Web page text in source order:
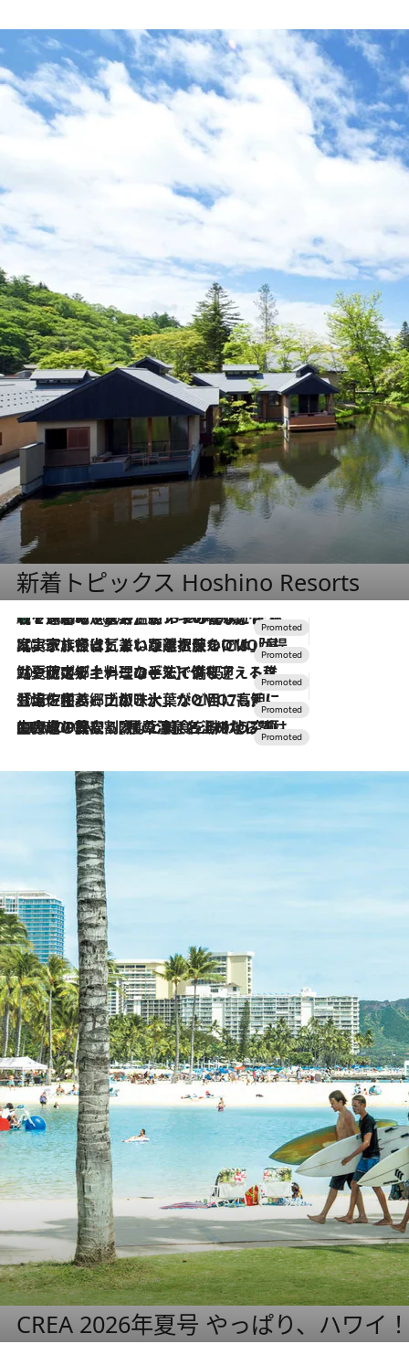
新着トピックス Hoshino Resorts
9 Hours Ago
【トンボの足水浴】ヒノキの香りに包まれて涼感マックス！約13℃の湧水かけ流しを避暑地「星野温泉 トンボの湯」で体験
2026.7.31
【ホテル帰省】という選択肢をOMOが提案。家族とほどよい距離を保つには「昼は実家、夜は気兼ねなくホテルで！」
2026.7.24
【夏限定ディナーコース】旬を迎える稚鮎や花ズッキーニなどをイタリア・トスカーナの郷土料理の手法で満喫！
2026.7.17
「土佐和ハーブかき氷」がOMO7高知に登場！生姜、山椒、大葉など目にも舌にも涼を呼ぶ郷土の味
2026.7.10
NEW OPEN！【界 草津】名湯の地に誕生。趣の異なる2種の温泉と上州ならではの会席・蕎麦割烹など美食を味わう究極の癒やし旅
CREA 2026年夏号 やっぱり、ハワイ